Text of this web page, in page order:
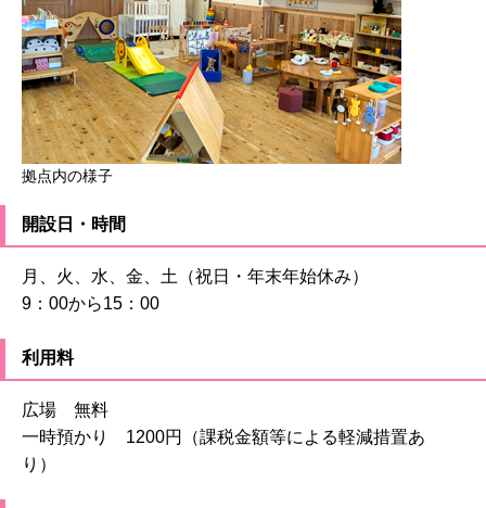
拠点内の様子
開設日・時間
月、火、水、金、土（祝日・年末年始休み）
9：00から15：00
利用料
広場 無料
一時預かり 1200円（課税金額等による軽減措置あ
り）